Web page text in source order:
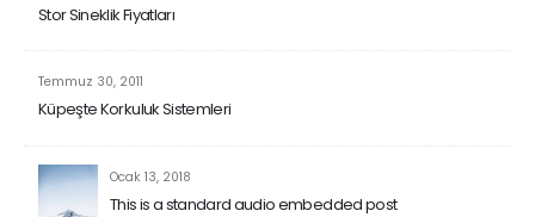
Stor Sineklik Fiyatları
Temmuz 30, 2011
Küpeşte Korkuluk Sistemleri
Ocak 13, 2018
This is a standard audio embedded post